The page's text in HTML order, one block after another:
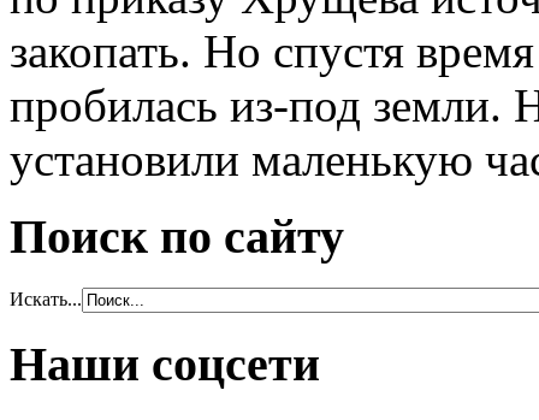
закопать. Но спустя
пробилась из-под земли.
установили маленькую
Поиск по сайту
Искать...
Наши соцсети